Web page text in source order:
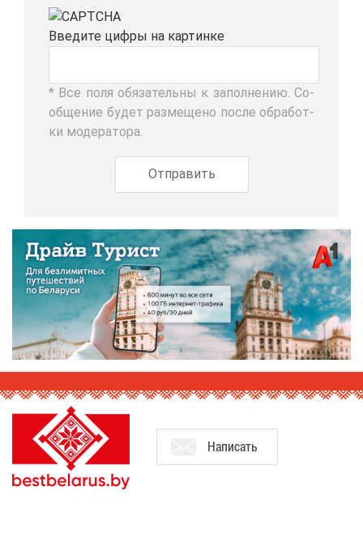
Вве­ди­те циф­ры на кар­тин­ке
* Все по­ля обя­за­тель­ны к за­пол­не­нию. Со­
об­ще­ние бу­дет раз­ме­ще­но по­сле об­ра­бот­
ки мо­де­ра­то­ра.
На­пи­сать